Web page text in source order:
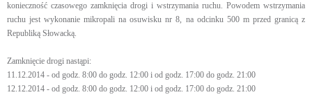
konieczność czasowego zamknięcia drogi i wstrzymania ruchu. Powodem wstrzymania
ruchu jest wykonanie mikropali na osuwisku nr 8, na odcinku 500 m przed granicą z
Republiką Słowacką.
Zamknięcie drogi nastąpi:
11.12.2014 - od godz. 8:00 do godz. 12:00 i od godz. 17:00 do godz. 21:00
12.12.2014 - od godz. 8:00 do godz. 12:00 i od godz. 17:00 do godz. 21:00